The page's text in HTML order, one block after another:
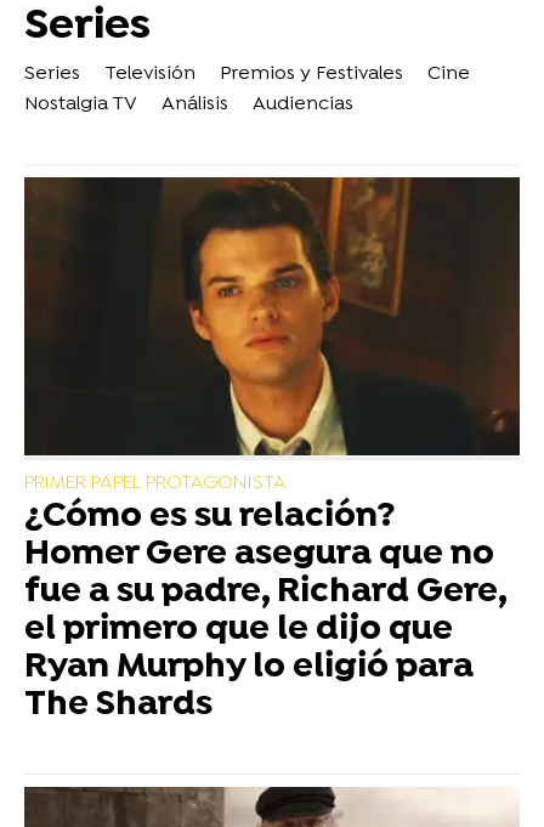
Series
Series Televisión Premios y Festivales
Cine
Nostalgia TV
Análisis Audiencias
PRIMER PAPEL PROTAGONISTA
¿Cómo es su relación?
Homer Gere asegura que no
fue a su padre, Richard Gere,
el primero que le dijo que
Ryan Murphy lo eligió para
The Shards